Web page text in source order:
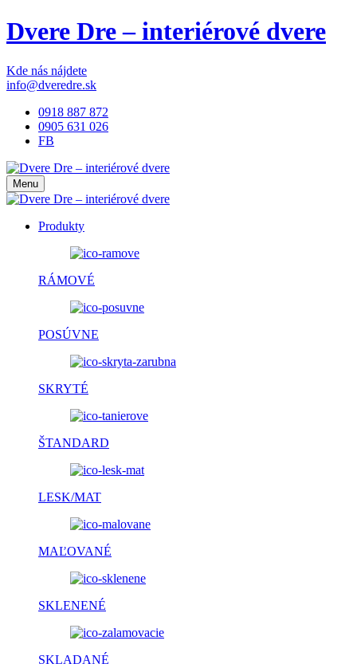
Dvere Dre – interiérové dvere
Kde nás nájdete
info@dveredre.sk
0918 887 872
0905 631 026
FB
Menu
Produkty
RÁMOVÉ
POSÚVNE
SKRYTÉ
ŠTANDARD
LESK/MAT
MAĽOVANÉ
SKLENENÉ
SKLADANÉ